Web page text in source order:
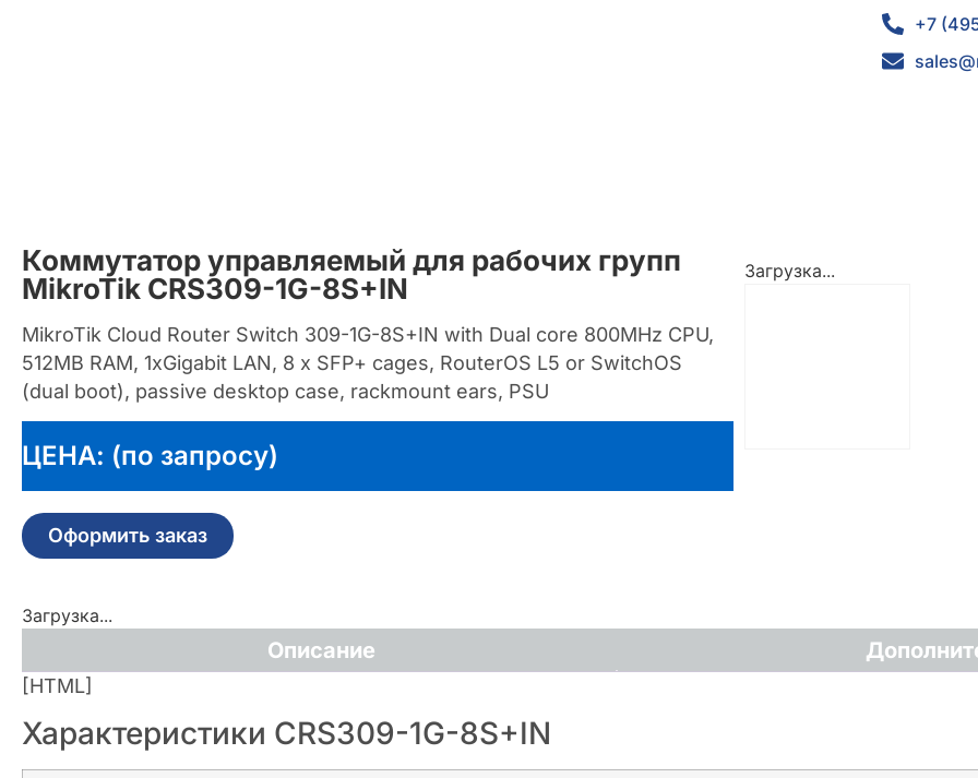
+7
Коммутатор управляемый для рабочих групп
MikroTik CRS309-1G-8S+IN
MikroTik Cloud Router Switch 309-1G-8S+IN with Dual core 800MHz CPU,
512MB RAM, 1xGigabit LAN, 8 x SFP+ cages, RouterOS L5 or SwitchOS
(dual boot), passive desktop case, rackmount ears, PSU
ЦЕНА: (по запросу)
Оформить заказ
Загрузка...
Загрузка...
Описание
[HTML]
Характеристики CRS309-1G-8S+IN